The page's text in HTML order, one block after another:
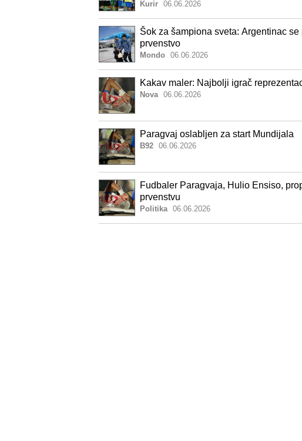
Kurir 06.06.2026
Šok za šampiona sveta: Argentinac
prvenstvo
Mondo 06.06.2026
Kakav maler: Najbolji igrač
Nova 06.06.2026
Paragvaj oslabljen za start Mundijala
B92 06.06.2026
Fudbaler Paragvaja, Hulio Ensiso,
prvenstvu
Politika 06.06.2026